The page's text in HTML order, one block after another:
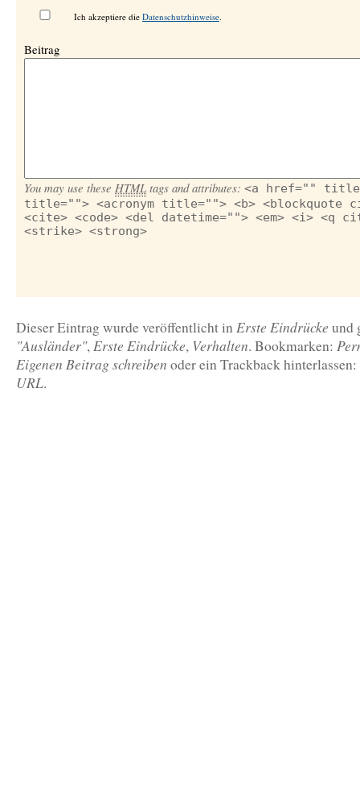
Ich akzeptiere die Datenschutzhinweise.
Beitrag
You may use these HTML tags and attributes: <a href=""
title=""> <acronym title=""> <b> <blockquote
<cite> <code> <del datetime=""> <em> <i> <q
<strike> <strong>
Dieser Eintrag wurde veröffentlicht inErste Eindrücke und
"Ausländer",Erste Eindrücke, Verhalten. Bookmarken:
Eigenen Beitrag schreiben oder ein Trackback hinterlassen:
URL.